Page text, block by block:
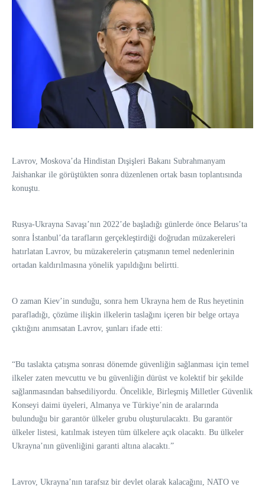
Lavrov, Moskova’da Hindistan Dışişleri Bakanı Subrahmanyam
Jaishankar ile görüştükten sonra düzenlenen ortak basın toplantısında
konuştu.
Rusya-Ukrayna Savaşı’nın 2022’de başladığı günlerde önce Belarus’ta
sonra İstanbul’da tarafların gerçekleştirdiği doğrudan müzakereleri
hatırlatan Lavrov, bu müzakerelerin çatışmanın temel nedenlerinin
ortadan kaldırılmasına yönelik yapıldığını belirtti.
O zaman Kiev’in sunduğu, sonra hem Ukrayna hem de Rus heyetinin
parafladığı, çözüme ilişkin ilkelerin taslağını içeren bir belge ortaya
çıktığını anımsatan Lavrov, şunları ifade etti:
“Bu taslakta çatışma sonrası dönemde güvenliğin sağlanması için temel
ilkeler zaten mevcuttu ve bu güvenliğin dürüst ve kolektif bir şekilde
sağlanmasından bahsediliyordu. Öncelikle, Birleşmiş Milletler Güvenlik
Konseyi daimi üyeleri, Almanya ve Türkiye’nin de aralarında
bulunduğu bir garantör ülkeler grubu oluşturulacaktı. Bu garantör
ülkeler listesi, katılmak isteyen tüm ülkelere açık olacaktı. Bu ülkeler
Ukrayna’nın güvenliğini garanti altına alacaktı.”
Lavrov, Ukrayna’nın tarafsız bir devlet olarak kalacağını, NATO ve